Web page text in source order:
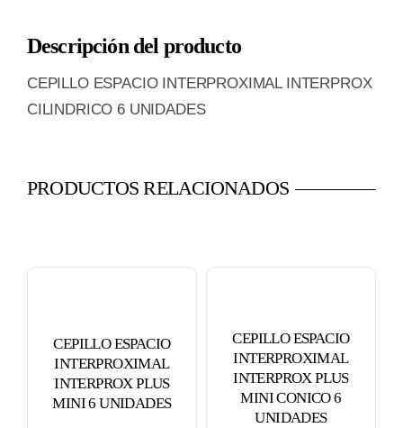
CILINDRICO
Descripción del producto
CEPILLO ESPACIO INTERPROXIMAL INTERPROX
CILINDRICO 6 UNIDADES
PRODUCTOS RELACIONADOS
CEPILLO ESPACIO
INTERPROXIMAL
INTERPROX PLUS
MINI 6 UNIDADES
CEPILLO ESPACIO
INTERPROXIMAL
INTERPROX PLUS
MINI CONICO 6
UNIDADES